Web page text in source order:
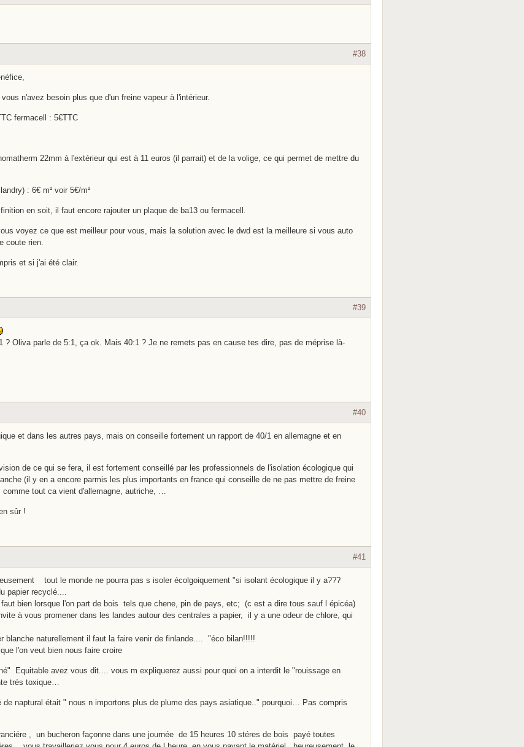
#38
n'avez besoin plus que d'un freine vapeur à l'intérieur.
fermacell : 5€TTC
22mm à l'extérieur qui est à 11 euros (il parrait) et de la volige, ce qui permet de mettre du
: 6€ m² voir 5€/m²
en soit, il faut encore rajouter un plaque de ba13 ou fermacell.
voyez ce que est meilleur pour vous, mais la solution avec le dwd est la meilleure si vous auto
coute rien.
et si j'ai été clair.
#39
? Oliva parle de 5:1, ça ok. Mais 40:1 ? Je ne remets pas en cause tes dire, pas de méprise là-
#40
et dans les autres pays, mais on conseille fortement un rapport de 40/1 en allemagne et en
de ce qui se fera, il est fortement conseillé par les professionnels de l'isolation écologique qui
(il y en a encore parmis les plus importants en france qui conseille de ne pas mettre de freine
comme tout ca vient d'allemagne, autriche, …
sûr !
#41
tout le monde ne pourra pas s isoler écolgoiquement "si isolant écologique il y a???
papier recyclé....
bien lorsque l'on part de bois tels que chene, pin de pays, etc; (c est a dire tous sauf l épicéa)
à vous promener dans les landes autour des centrales a papier, il y a une odeur de chlore, qui
blanche naturellement il faut la faire venir de finlande.... "éco bilan!!!!!
l'on veut bien nous faire croire
Equitable avez vous dit.... vous m expliquerez aussi pour quoi on a interdit le "rouissage en
trés toxique…
de naptural était " nous n importons plus de plume des pays asiatique.." pourquoi… Pas compris
, un bucheron façonne dans une journée de 15 heures 10 stéres de bois payé toutes